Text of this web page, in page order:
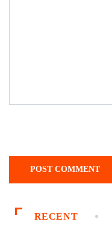
RECENT